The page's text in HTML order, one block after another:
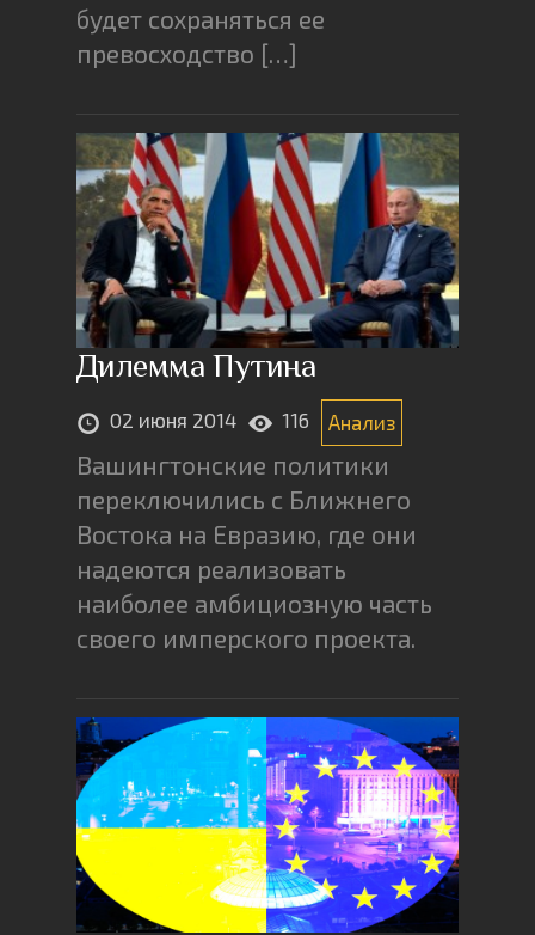
будет сохраняться ее
превосходство […]
Дилемма Путина
02 июня 2014 116 Анализ
Вашингтонские политики
переключились с Ближнего
Востока на Евразию, где они
надеются реализовать
наиболее амбициозную часть
своего имперского проекта.